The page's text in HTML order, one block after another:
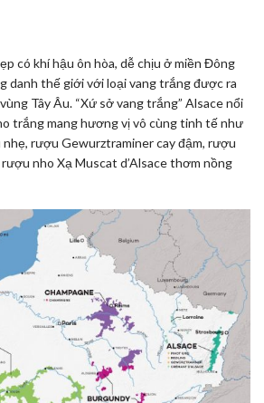
có khí hậu ôn hòa, dễ chịu ở miền Đông
danh thế giới với loại vang trắng được ra
Tây Âu. “Xứ sở vang trắng” Alsace nổi
trắng mang hương vị vô cùng tinh tế như
rượu Gewurztraminer cay đậm, rượu
nho Xạ Muscat d’Alsace thơm nồng